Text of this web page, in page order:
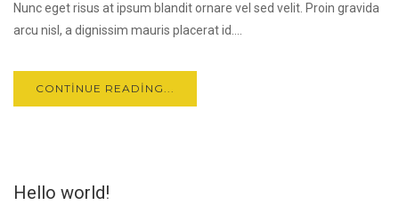
Nunc eget risus at ipsum blandit ornare vel sed velit. Proin gravida
arcu nisl, a dignissim mauris placerat id....
CONTINUE READING...
EKI
Hello world!